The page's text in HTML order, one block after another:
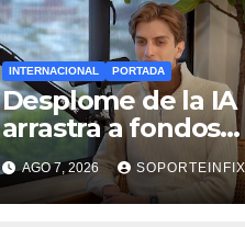
INTERNACIONAL PORTADA
Desplome de la IA
arrastra a fondos
estrella de Wall
Street
AGO 7, 2026 SOPORTEINFIX